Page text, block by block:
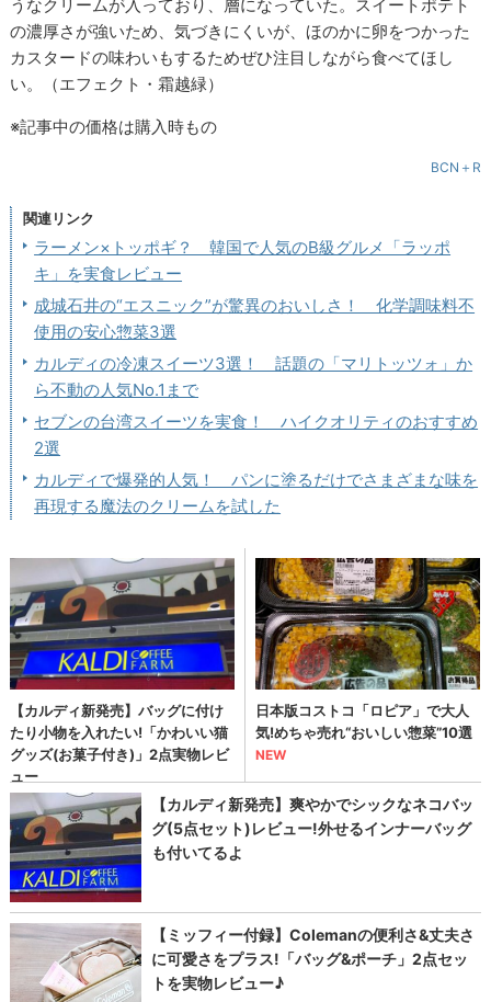
うなクリームが入っており、層になっていた。スイートポテト
の濃厚さが強いため、気づきにくいが、ほのかに卵をつかった
カスタードの味わいもするためぜひ注目しながら食べてほし
い。（エフェクト・霜越緑）
※記事中の価格は購入時もの
BCN＋R
関連リンク
ラーメン×トッポギ？ 韓国で人気のB級グルメ「ラッポ
キ」を実食レビュー
成城石井の“エスニック”が驚異のおいしさ！ 化学調味料不
使用の安心惣菜3選
カルディの冷凍スイーツ3選！ 話題の「マリトッツォ」か
ら不動の人気No.1まで
セブンの台湾スイーツを実食！ ハイクオリティのおすすめ
2選
カルディで爆発的人気！ パンに塗るだけでさまざまな味を
再現する魔法のクリームを試した